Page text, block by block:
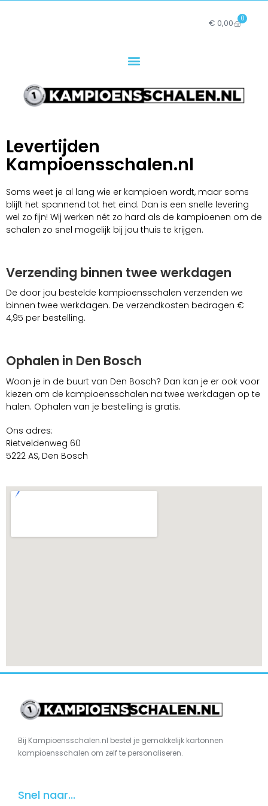
€ 0,00 0
Levertijden
Kampioensschalen.nl
Soms weet je al lang wie er kampioen wordt, maar soms
blijft het spannend tot het eind. Dan is een snelle levering
wel zo fijn! Wij werken nét zo hard als de kampioenen om de
schalen zo snel mogelijk bij jou thuis te krijgen.
Verzending binnen twee werkdagen
De door jou bestelde kampioensschalen verzenden we
binnen twee werkdagen. De verzendkosten bedragen €
4,95 per bestelling.
Ophalen in Den Bosch
Woon je in de buurt van Den Bosch? Dan kan je er ook voor
kiezen om de kampioensschalen na twee werkdagen op te
halen. Ophalen van je bestelling is gratis.
Ons adres:
Rietveldenweg 60
5222 AS, Den Bosch
Bij Kampioensschalen.nl bestel je gemakkelijk kartonnen
kampioensschalen om zelf te personaliseren.
Snel naar...